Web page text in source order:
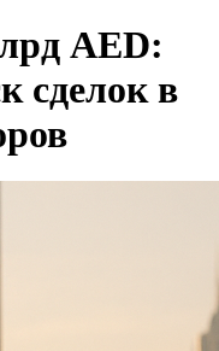
AED:
сделок в